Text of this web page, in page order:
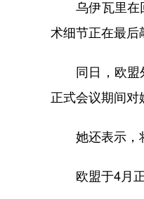
乌伊瓦里在回
术细节正在最后
同日，欧盟外
正式会议期间对
她还表示，将
欧盟于4月正